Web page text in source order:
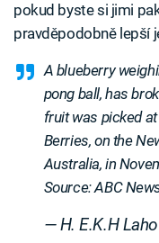
pokud byste si jimi
pravděpodobně lepší
A blueberry
pong ball, has
fruit was picked
Berries, on the
Australia, in
Source: ABC
— H. E.K.H